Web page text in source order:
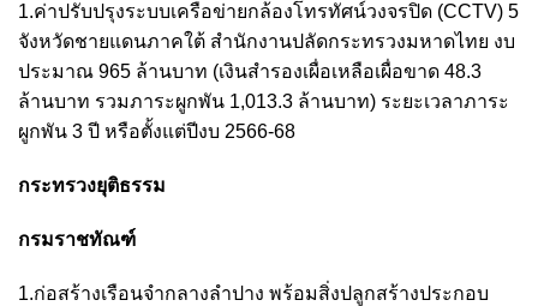
1.ค่าปรับปรุงระบบเครือข่ายกล้องโทรทัศน์วงจรปิด (CCTV) 5
จังหวัดชายแดนภาคใต้ สำนักงานปลัดกระทรวงมหาดไทย งบ
ประมาณ 965 ล้านบาท (เงินสำรองเผื่อเหลือเผื่อขาด 48.3
ล้านบาท รวมภาระผูกพัน 1,013.3 ล้านบาท) ระยะเวลาภาระ
ผูกพัน 3 ปี หรือตั้งแต่ปีงบ 2566-68
กระทรวงยุติธรรม
กรมราชทัณฑ์
1.ก่อสร้างเรือนจำกลางลำปาง พร้อมสิ่งปลูกสร้างประกอบ